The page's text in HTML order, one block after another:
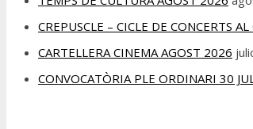
CREPUSCLE – CICLE DE CONCERTS
CARTELLERA CINEMA AGOST 2026
CONVOCATÒRIA PLE ORDINARI 30